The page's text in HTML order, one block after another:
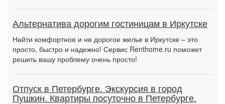
Альтернатива дорогим гостиницам в Иркутске
Найти комфортное и не дорогое жилье в Иркутске – это
просто, быстро и надежно! Сервис Renthome.ru поможет
решить вашу проблему очень просто!
Отпуск в Петербурге. Экскурсия в город
Пушкин. Квартиры посуточно в Петербурге.